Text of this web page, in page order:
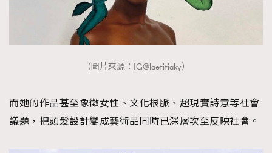
（圖片來源：IG@laetitiaky）
而她的作品甚至象徵女性、文化根脈、超現實詩意等社會
議題，把頭髮設計變成藝術品同時已深層次至反映社會。